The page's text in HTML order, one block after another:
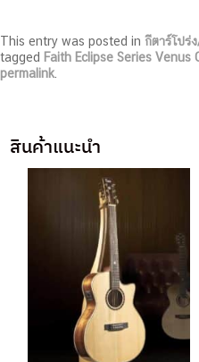
This entry was posted in กีตาร์โปร่
tagged Faith Eclipse Series Venus
permalink.
สินค้าแนะนำ